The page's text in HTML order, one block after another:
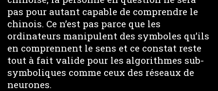
pas pour autant capable de comprendre le
chinois. Ce n’est pas parce que les
ordinateurs manipulent des symboles qu’ils
en comprennent le sens et ce constat reste
tout à fait valide pour les algorithmes sub-
symboliques comme ceux des réseaux de
neurones.